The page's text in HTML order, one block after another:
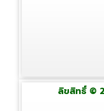
ลิขสิทธิ์ ©